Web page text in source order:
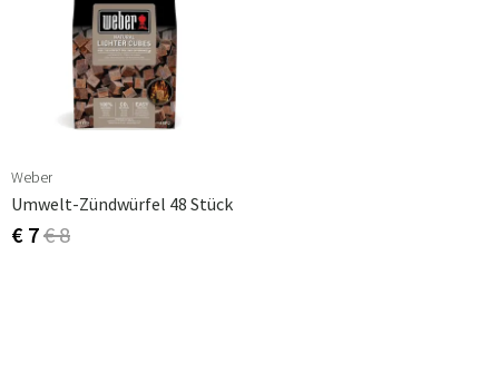
Weber
Umwelt-Zündwürfel 48 Stück
€ 7€ 8